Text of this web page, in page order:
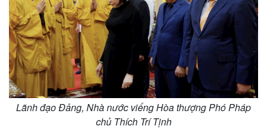
Lãnh đạo Đảng, Nhà nước viếng Hòa thượng Phó Pháp
chủ Thích Trí Tịnh